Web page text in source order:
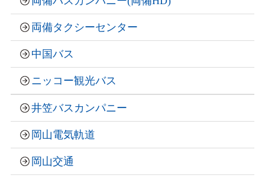
両備タクシーセンター
中国バス
ニッコー観光バス
井笠バスカンパニー
岡山電気軌道
岡山交通